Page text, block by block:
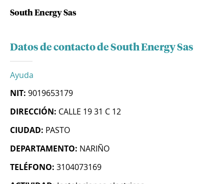
South Energy Sas
Datos de contacto de South Energy Sas
Ayuda
NIT: 9019653179
DIRECCIÓN: CALLE 19 31 C 12
CIUDAD: PASTO
DEPARTAMENTO: NARIÑO
TELÉFONO: 3104073169